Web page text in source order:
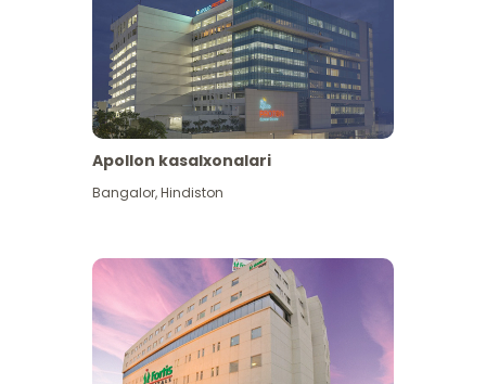
Apollon kasalxonalari
Bangalor,Hindiston